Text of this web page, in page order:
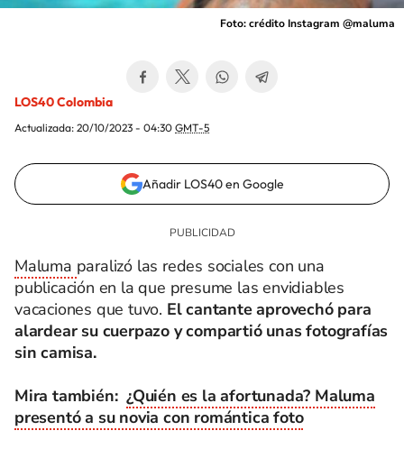
Foto: crédito Instagram @maluma
LOS40 Colombia
Actualizada: 20/10/2023 - 04:30 GMT-5
Añadir LOS40 en Google
Maluma paralizó las redes sociales con una
publicación en la que presume las envidiables
vacaciones que tuvo. El cantante aprovechó para
alardear su cuerpazo y compartió unas fotografías
sin camisa.
Mira también:¿Quién es la afortunada? Maluma
presentó a su novia con romántica foto